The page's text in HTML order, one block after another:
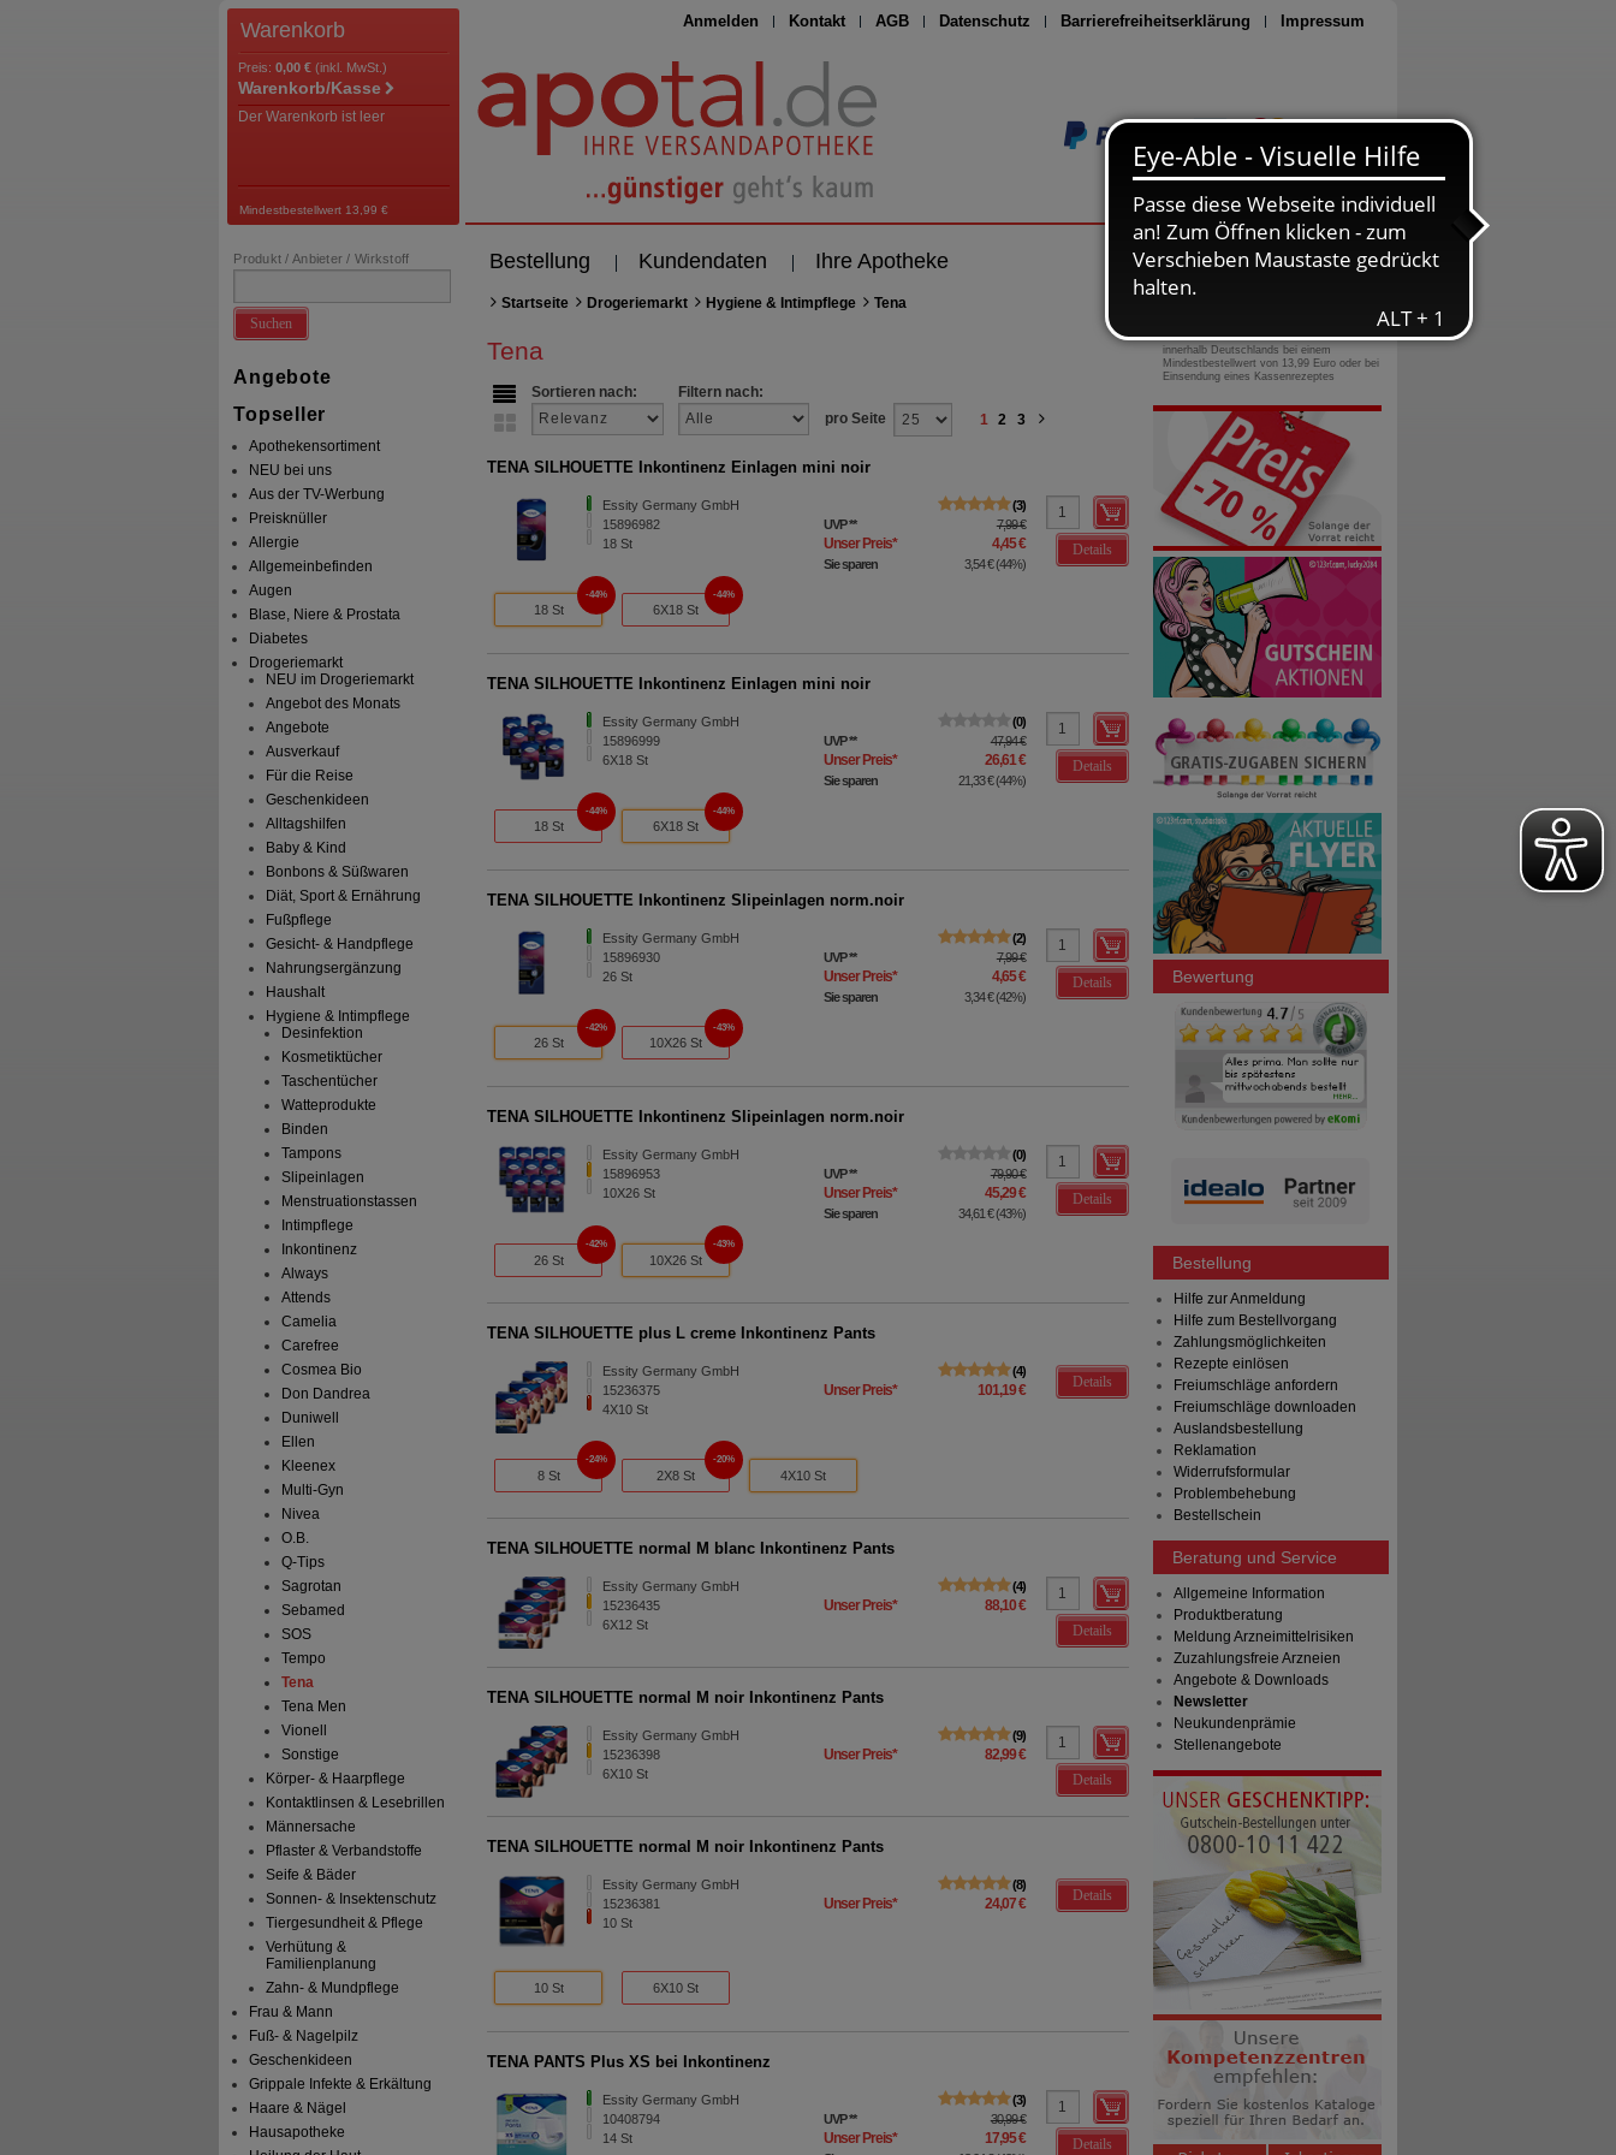
Anmelden Kontakt AGB Datenschutz Barrierefreiheitserklärung Impressum
Seite drucken
Warenkorb
Preis: 0,00 € (inkl. MwSt.)
Warenkorb/Kasse
Der Warenkorb ist leer
Mindestbestellwert 13,99 €
Bestellung Kundendaten Ihre Apotheke
Produkt / Anbieter / Wirkstoff
Suchen
Angebote
Topseller
Apothekensortiment
NEU bei uns
Aus der TV-Werbung
Preisknüller
Allergie
Allgemeinbefinden
Augen
Blase, Niere & Prostata
Diabetes
Drogeriemarkt
NEU im Drogeriemarkt
Angebot des Monats
Angebote
Ausverkauf
Für die Reise
Geschenkideen
Alltagshilfen
Baby & Kind
Bonbons & Süßwaren
Diät, Sport & Ernährung
Fußpflege
Gesicht- & Handpflege
Nahrungsergänzung
Haushalt
Hygiene & Intimpflege
Desinfektion
Kosmetiktücher
Taschentücher
Watteprodukte
Binden
Tampons
Slipeinlagen
Menstruationstassen
Intimpflege
Inkontinenz
Always
Attends
Camelia
Carefree
Cosmea Bio
Don Dandrea
Duniwell
Ellen
Kleenex
Multi-Gyn
Nivea
O.B.
Q-Tips
Sagrotan
Sebamed
SOS
Tempo
Tena
Tena Men
Vionell
Sonstige
Körper- & Haarpflege
Kontaktlinsen & Lesebrillen
Männersache
Pflaster & Verbandstoffe
Seife & Bäder
Sonnen- & Insektenschutz
Tiergesundheit & Pflege
Verhütung &
Familienplanung
Zahn- & Mundpflege
Frau & Mann
Fuß- & Nagelpilz
Geschenkideen
Grippale Infekte & Erkältung
Haare & Nägel
Hausapotheke
Startseite Drogeriemarkt Hygiene & Intimpflege Tena
Tena
Sortieren nach:
Filtern nach:
pro Seite
1 2 3
TENA SILHOUETTE Inkontinenz Einlagen mini noir
Essity Germany GmbH
15896982
18St
3
UVP** 7,99 €
Unser Preis* 4,45 €
Sie sparen 3,54 €(44%)
Details
18 St
44%
6X18 St
44%
TENA SILHOUETTE Inkontinenz Einlagen mini noir
Essity Germany GmbH
15896999
6X18St
0
UVP** 47,94 €
Unser Preis* 26,61 €
Sie sparen 21,33 €(44%)
Details
18 St
44%
6X18 St
44%
TENA SILHOUETTE Inkontinenz Slipeinlagen norm.noir
Essity Germany GmbH
15896930
26St
2
UVP** 7,99 €
Unser Preis* 4,65 €
Sie sparen 3,34 €(42%)
Details
26 St
42%
10X26 St
43%
TENA SILHOUETTE Inkontinenz Slipeinlagen norm.noir
Essity Germany GmbH
15896953
10X26St
0
UVP** 79,90 €
Unser Preis* 45,29 €
Sie sparen 34,61 €(43%)
Details
26 St
42%
10X26 St
43%
TENA SILHOUETTE plus L creme Inkontinenz Pants
Essity Germany GmbH
15236375
4X10St
4
Unser Preis* 101,19 €
Details
8 St
24%
2X8 St
20%
4X10 St
TENA SILHOUETTE normal M blanc Inkontinenz Pants
Essity Germany GmbH
15236435
6X12St
4
Unser Preis*
88,10 €
Details
TENA SILHOUETTE normal M noir Inkontinenz Pants
Essity Germany GmbH
15236398
6X10St
9
Unser Preis*
82,99 €
Details
TENA SILHOUETTE normal M noir Inkontinenz Pants
Essity Germany GmbH
15236381
10St
8
Unser Preis* 24,07 €
Details
10 St 6X10 St
TENA PANTS Plus XS bei Inkontinenz
Essity Germany GmbH
10408794
14St
3
UVP** 30,99 €
Unser Preis* 17,95 € Details
0800-10 11 422
gebührenfreie Rufnummer
innerhalb Deutschlands bei einem
Mindestbestellwert von 13,99 Euro oder bei
Einsendung eines Kassenrezeptes
Bewertung
Bestellung
Hilfe zur Anmeldung
Hilfe zum Bestellvorgang
Zahlungsmöglichkeiten
Rezepte einlösen
Freiumschläge anfordern
Freiumschläge downloaden
Auslandsbestellung
Reklamation
Widerrufsformular
Problembehebung
Bestellschein
Beratung und Service
Allgemeine Information
Produktberatung
Meldung Arzneimittelrisiken
Zuzahlungsfreie Arzneien
Angebote & Downloads
Newsletter
Neukundenprämie
Stellenangebote